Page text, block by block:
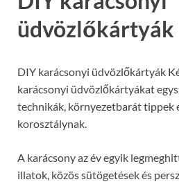
üdvözlőkártyák
DIY karácsonyi üdvözlőkártyák
karácsonyi üdvözlőkártyákat
technikák, környezetbarát tippek
korosztálynak.
A karácsony az év egyik
illatok, közös sütögetések és